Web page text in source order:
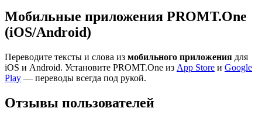
Мобильные приложения PROMT.One
(iOS/Android)
Переводите тексты и слова из мобильного приложения для
iOS и Android. Установите PROMT.One из App Store и Google
Play — переводы всегда под рукой.
Отзывы пользователей